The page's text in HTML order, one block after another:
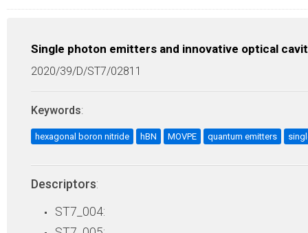
Single photon emitters and innovative optical
2020/39/D/ST7/02811
Keywords:
hexagonal boron nitride hBN MOVPE quantum emitters
Descriptors:
ST7_004: